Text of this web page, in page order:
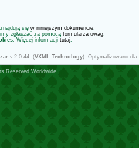
znajdują się w niniejszym dokumencie.
zgłaszać za pomocą formularza uwag.
. Więcej informacji tutaj.
v.2.0.44. (VXML Technology). Optymalizowano dla:
Reserved Worldwide.